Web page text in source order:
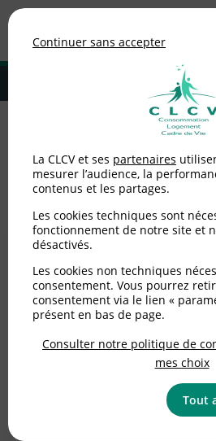
MENU
Adhérer à la
Continuer sans accepter
La CLCV et ses partenaires
mesurer l’audience, la
contenus et les partages.
Les cookies techniques sont
fonctionnement de notre site et
désactivés.
Les cookies non techniques
consentement. Vous pourrez
consentement via le lien «
présent en bas de page.
Consulter notre politique de
mes choix
Tout